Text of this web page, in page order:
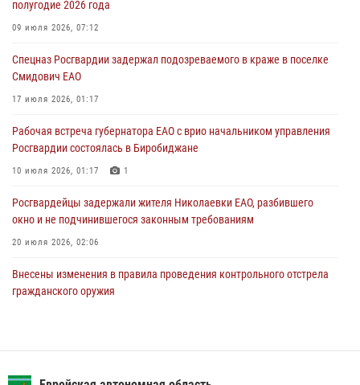
Внесены изменения в правила проведения контрольного отстрела
гражданского оружия
Правила приобретения нарезного оружия изменены: минимальный
стаж владения сокращён до трёх лет
полугодие 2026 года
09 июля 2026, 07:12
Спецназ Росгвардии задержал подозреваемого в краже в поселке
Смидович ЕАО
17 июля 2026, 01:17
Рабочая встреча губернатора ЕАО с врио начальником управления
Росгвардии состоялась в Биробиджане
10 июля 2026, 01:17 1
Росгвардейцы задержали жителя Николаевки ЕАО, разбившего
окно и не подчинившегося законным требованиям
20 июля 2026, 02:06
Внесены изменения в правила проведения контрольного отстрела
гражданского оружия